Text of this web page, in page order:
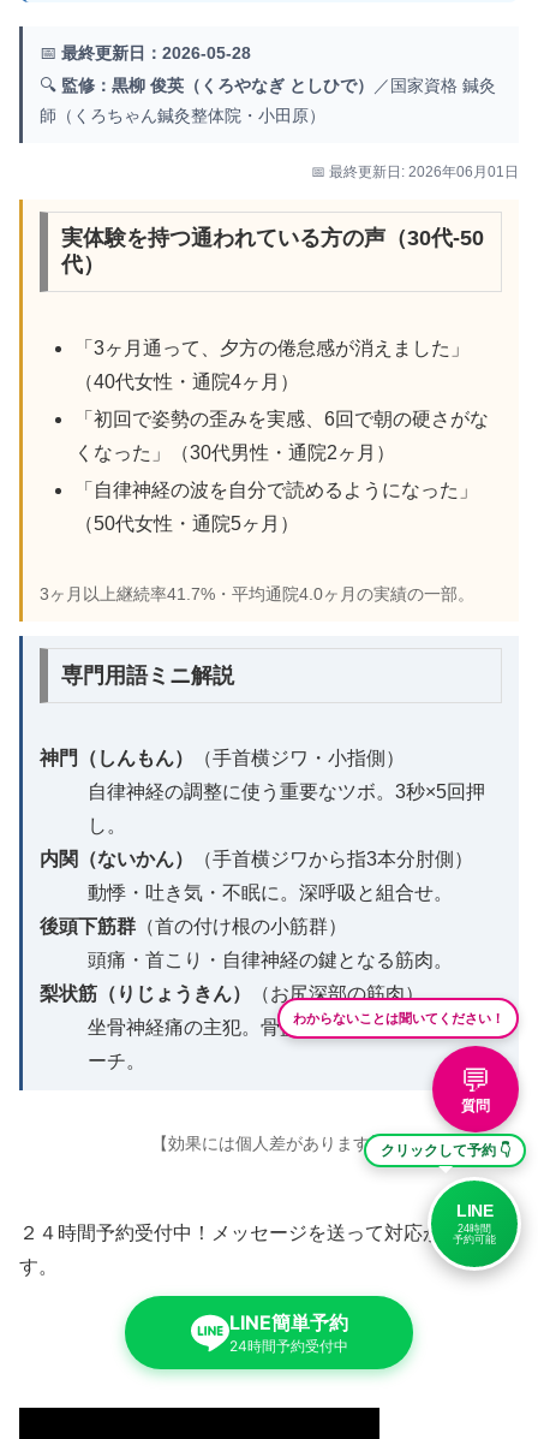
📅 最終更新日：2026-05-28
🔍 監修：黒柳 俊英（くろやなぎ としひで）
／国家資格 鍼灸
師（くろちゃん鍼灸整体院・小田原）
📅 最終更新日: 2026年06月01日
実体験を持つ通われている方の声（30代-50
代）
「3ヶ月通って、夕方の倦怠感が消えました」
（40代女性・通院4ヶ月）
「初回で姿勢の歪みを実感、6回で朝の硬さがな
くなった」（30代男性・通院2ヶ月）
「自律神経の波を自分で読めるようになった」
（50代女性・通院5ヶ月）
3ヶ月以上継続率41.7%・平均通院4.0ヶ月の実績の一部。
専門用語ミニ解説
神門（しんもん）
（手首横ジワ・小指側）
自律神経の調整に使う重要なツボ。3秒×5回押
し。
内関（ないかん）
（手首横ジワから指3本分肘側）
動悸・吐き気・不眠に。深呼吸と組合せ。
後頭下筋群 （首の付け根の小筋群）
頭痛・首こり・自律神経の鍵となる筋肉。
梨状筋（りじょうきん）
（お尻深部の筋肉）
坐骨神経痛の主犯。骨盤矯正と鍼で同時アプロ
ーチ。
【効果には個人差があります】
２４時間予約受付中！メッセージを送って対応が始まりま
す。
LINE簡単予約
24時間予約受付中
わからないことは聞いてください！
💬
質問
クリックして予約 👇
LINE
24時間
予約可能